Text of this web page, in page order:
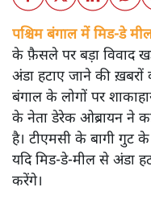
पश्चिम बंगाल में मिड-डे
के फ़ैसले पर बड़ा विवाद
अंडा हटाए जाने की
बंगाल के लोगों पर
के नेता डेरेक ओब्रायन ने
है। टीएमसी के बागी गुट
यदि मिड-डे-मील से अंडा
करेंगे।